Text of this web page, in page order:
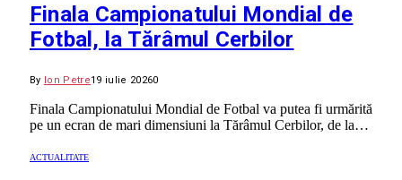
Finala Campionatului Mondial de
Fotbal, la Tărâmul Cerbilor
By Ion Petre19 iulie 20260
Finala Campionatului Mondial de Fotbal va putea fi urmărită
pe un ecran de mari dimensiuni la Tărâmul Cerbilor, de la…
ACTUALITATE